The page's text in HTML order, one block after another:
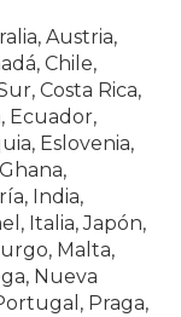
Austria,
Chile,
Costa Rica,
Ecuador,
Eslovenia,
India,
Italia, Japón,
Malta,
Nueva
Praga,